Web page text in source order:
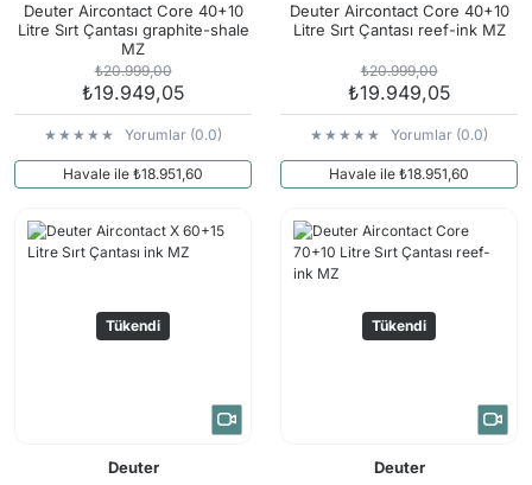
Deuter Aircontact Core 40+10
Litre Sırt Çantası graphite-shale
MZ
₺20.999,00
₺19.949,05
Yorumlar (0.0)
Havale ile ₺18.951,60
Deuter Aircontact Core 40+10
Litre Sırt Çantası reef-ink MZ
₺20.999,00
₺19.949,05
Yorumlar (0.0)
Havale ile ₺18.951,60
Tükendi
Deuter
Tükendi
Deuter